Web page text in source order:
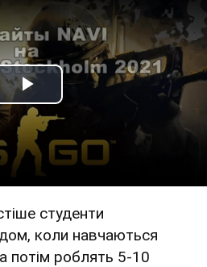
Play Video
студенти
коли навчаються
потім роблять 5-10